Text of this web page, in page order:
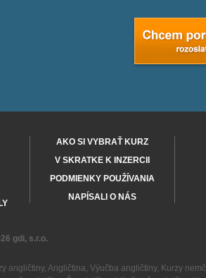
AKO SI VYBRAŤ KURZ
V SKRATKE K INZERCII
PODMIENKY POUŽÍVANIA
NAPÍSALI O NÁS
gdi, s.r.o.
angličtiny, Angličtina, Výučba angličtiny, Kurzy